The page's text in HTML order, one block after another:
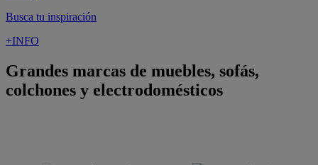
Busca tu inspiración
+INFO
Grandes marcas de muebles, sofás,
colchones y electrodomésticos